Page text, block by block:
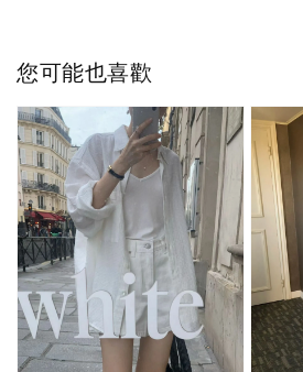
您可能也喜歡